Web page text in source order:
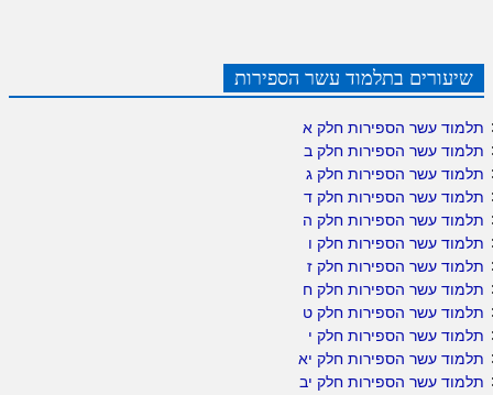
שיעורים בתלמוד עשר הספירות
תלמוד עשר הספירות חלק א
תלמוד עשר הספירות חלק ב
תלמוד עשר הספירות חלק ג
תלמוד עשר הספירות חלק ד
תלמוד עשר הספירות חלק ה
תלמוד עשר הספירות חלק ו
תלמוד עשר הספירות חלק ז
תלמוד עשר הספירות חלק ח
תלמוד עשר הספירות חלק ט
תלמוד עשר הספירות חלק י
תלמוד עשר הספירות חלק יא
תלמוד עשר הספירות חלק יב